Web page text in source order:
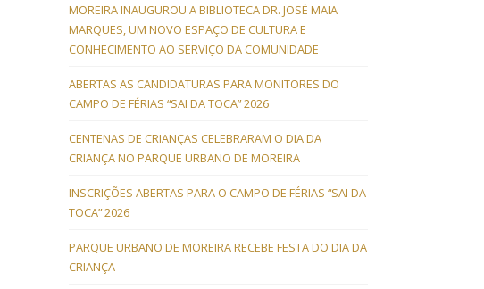
MOREIRA INAUGUROU A BIBLIOTECA DR. JOSÉ MAIA
MARQUES, UM NOVO ESPAÇO DE CULTURA E
CONHECIMENTO AO SERVIÇO DA COMUNIDADE
ABERTAS AS CANDIDATURAS PARA MONITORES DO
CAMPO DE FÉRIAS “SAI DA TOCA” 2026
CENTENAS DE CRIANÇAS CELEBRARAM O DIA DA
CRIANÇA NO PARQUE URBANO DE MOREIRA
INSCRIÇÕES ABERTAS PARA O CAMPO DE FÉRIAS “SAI DA
TOCA” 2026
PARQUE URBANO DE MOREIRA RECEBE FESTA DO DIA DA
CRIANÇA